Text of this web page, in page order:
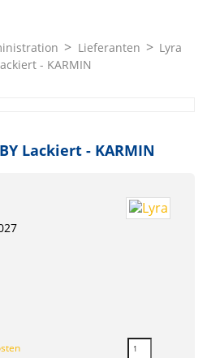
Lieferanten
Lyra
- KARMIN
Lackiert - KARMIN